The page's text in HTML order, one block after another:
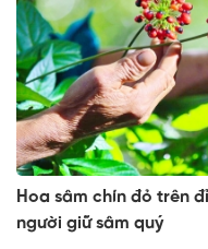
Hoa sâm chín đỏ trên
người giữ sâm quý